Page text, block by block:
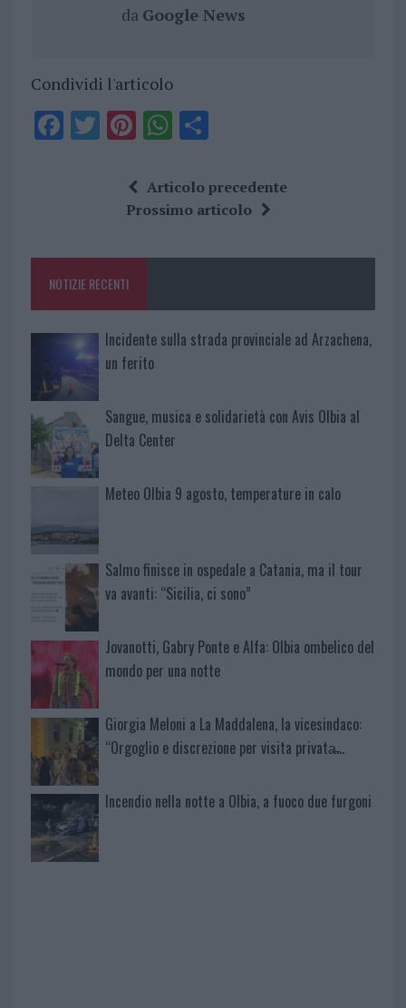
da Google News
Condividi l'articolo
F
o
k
T Pi
te
re
W
at
s
p
S
a
re
Articolo precedente
Prossimo articolo
NOTIZIE RECENTI
Incidente sulla strada provinciale ad Arzachena,
un ferito
Sangue, musica e solidarietà con Avis Olbia al
Delta Center
Meteo Olbia 9 agosto, temperature in calo
Salmo finisce in ospedale a Catania, ma il tour
va avanti: “Sicilia, ci sono”
Jovanotti, Gabry Ponte e Alfa: Olbia ombelico del
mondo per una notte
Giorgia Meloni a La Maddalena, la vicesindaco:
“Orgoglio e discrezione per visita privata̶…
Incendio nella notte a Olbia, a fuoco due furgoni